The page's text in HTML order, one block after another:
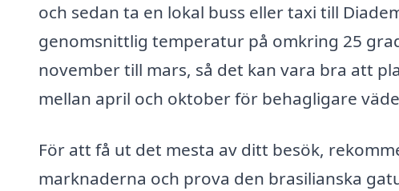
och sedan ta en lokal buss eller taxi till
genomsnittlig temperatur på omkring 25
november till mars, så det kan vara bra att
mellan april och oktober för behagligare
För att få ut det mesta av ditt besök,
marknaderna och prova den brasilianska